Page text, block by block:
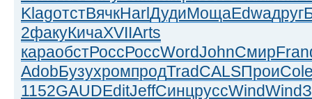
KlagотстВячкHarlДудиМощаEdwaдруг
2факуКичаXVIIArts
караобстРоссРоссWordJohnСмирFran
AdobБузухромпродTradCALSПрои
1152GAUDEditJeffСинцруссWindWind